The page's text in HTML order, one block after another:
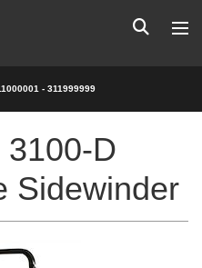
- 311999999
D
Sidewinder